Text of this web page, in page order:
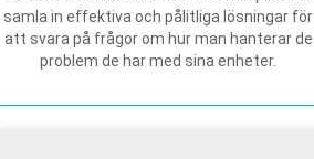
samla in effektiva och pålitliga lösningar för
att svara på frågor om hur man hanterar de
problem de har med sina enheter.